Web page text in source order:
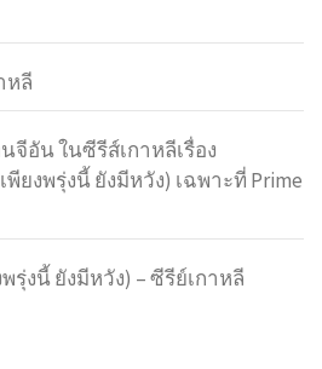
หลี
อัน ในซีรีส์เกาหลีเรื่อง
พียงพรุ่งนี้ ยังมีหวัง) เฉพาะที่ Prime
รุ่งนี้ ยังมีหวัง) – ซีรีย์เกาหลี